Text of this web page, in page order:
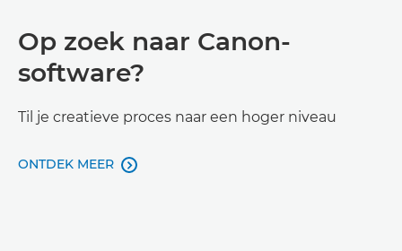
Op zoek naar Canon-
software?
Til je creatieve proces naar een hoger niveau
ONTDEK MEER 